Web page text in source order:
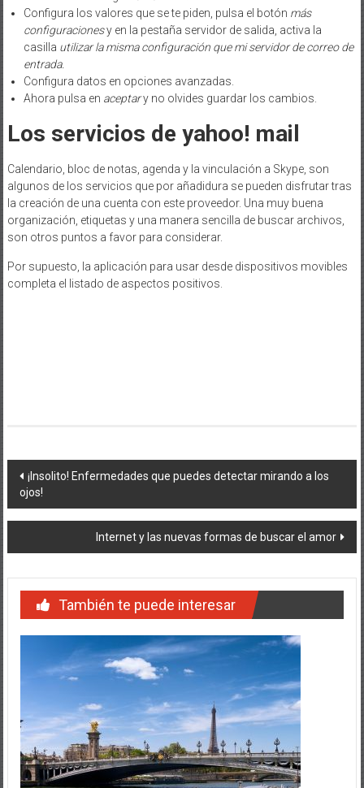
Configura los valores que se te piden, pulsa el botón más
configuracionesy en la pestaña servidor de salida, activa la
casilla utilizar la misma configuración que mi servidor de correo de
entrada.
Configura datos en opciones avanzadas.
Ahora pulsa en aceptary no olvides guardar los cambios.
Los servicios de yahoo! mail
Calendario, bloc de notas, agenda y la vinculación a Skype, son
algunos de los servicios que por añadidura se pueden disfrutar tras
la creación de una cuenta con este proveedor. Una muy buena
organización, etiquetas y una manera sencilla de buscar archivos,
son otros puntos a favor para considerar.
Por supuesto, la aplicación para usar desde dispositivos movibles
completa el listado de aspectos positivos.
Navegación
de
¡Insolito! Enfermedades que puedes detectar mirando a los
ojos!
Internet y las nuevas formas de buscar el amor
También te puede interesar